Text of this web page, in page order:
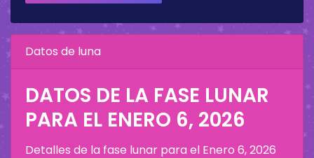
Datos de luna
DATOS DE LA FASE LUNAR
PARA EL ENERO 6, 2026
Detalles de la fase lunar para el Enero 6, 2026